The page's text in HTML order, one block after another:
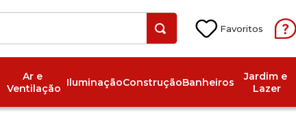
Ar e
Ventilação IluminaçãoConstruçãoBanheiros
Jardim e
Lazer